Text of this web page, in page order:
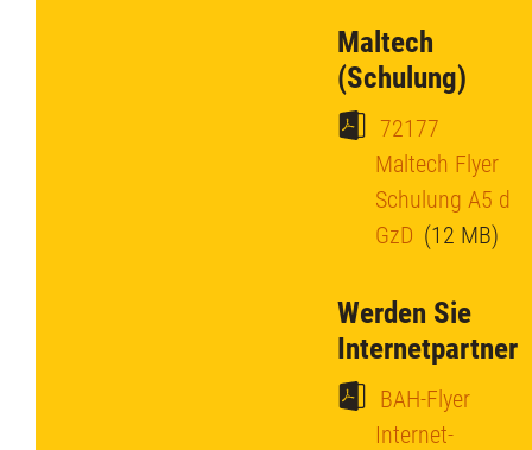
Maltech
(Schulung)
72177
Maltech Flyer
Schulung A5 d
GzD (12 MB)
Werden Sie
Internetpartner
BAH-Flyer
Internet-